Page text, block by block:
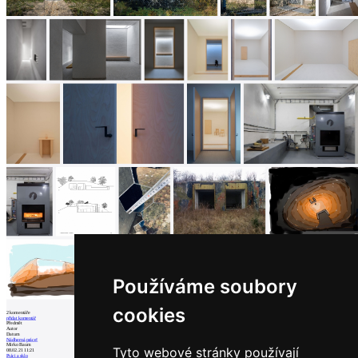
Používáme soubory
cookies
Tyto webové stránky používají
2komentáře
přidat komentář
Předmět
Autor
Datum
Nádherná práce!
Mirko Baum
08.02.21 11:21
Ptáci a sklo